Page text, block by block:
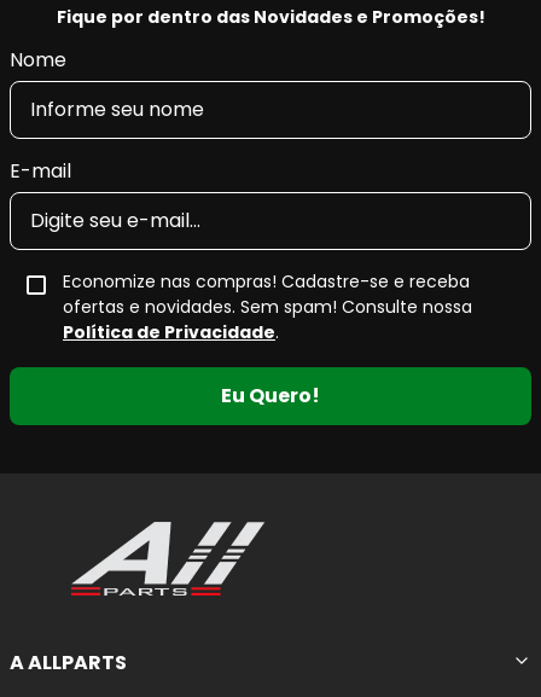
Conforto e estabilidade:melhora o controle
Fique por dentro das Novidades e Promoções!
Nome
E-mail
Economize nas compras! Cadastre-se e receba
ofertas e novidades. Sem spam! Consulte nossa
Política de Privacidade.
Eu Quero!
A ALLPARTS